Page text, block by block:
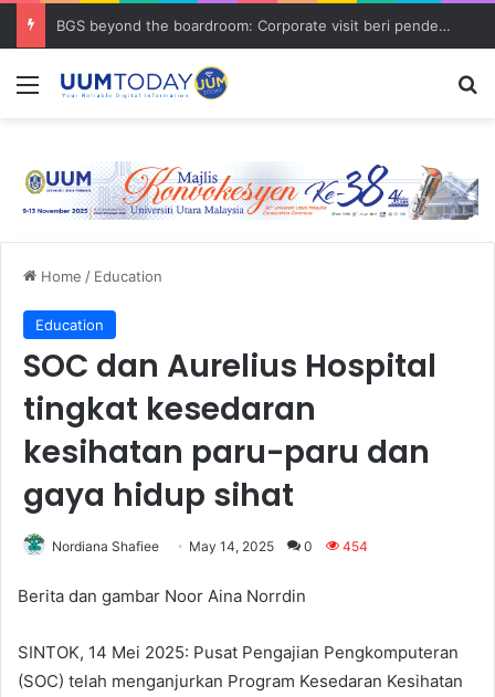
BGS beyond the boardroom: Corporate visit beri pendedahan dunia korporat kepada PELAJAR UUM
Menu
Home / Education
Education
SOC dan Aurelius Hospital
tingkat kesedaran
kesihatan paru-paru dan
gaya hidup sihat
Nordiana Shafiee May 14, 2025 0 454
Berita dan gambar Noor Aina Norrdin
SINTOK, 14 Mei 2025: Pusat Pengajian Pengkomputeran
(SOC) telah menganjurkan Program Kesedaran Kesihatan